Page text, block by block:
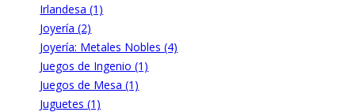
Irlandesa (1)
Joyería (2)
Joyería: Metales Nobles (4)
Juegos de Ingenio (1)
Juegos de Mesa (1)
Juguetes (1)